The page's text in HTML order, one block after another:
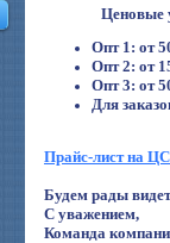
Ценовые
Опт 1: от
Опт 2: от
Опт 3: от
Для
Прайс-лист на
Будем рады
С уважением,
Команда